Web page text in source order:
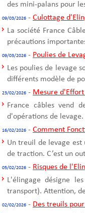
des mini-palans pour
09/03/2026 - Culottage
La société France
précautions
09/03/2026 - Poulies de
Les poulies de levage
différents modèle de
23/02/2026 - Mesure
France câbles vend
d'opérations de
16/02/2026 - Comment
Un treuil de levage
de traction. C’est un
05/02/2026 - Risques de
L'élingage désigne
transport). Attention,
02/02/2026 - Des treuils